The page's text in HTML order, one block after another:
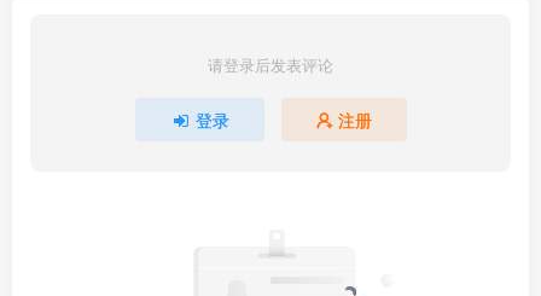
请登录后发表评论
登录 注册